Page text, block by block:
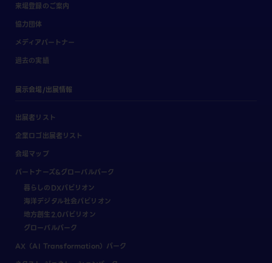
来場登録のご案内
協力団体
メディアパートナー
過去の実績
展示会場/出展情報
出展者リスト
企業ロゴ出展者リスト
会場マップ
パートナーズ&グローバルパーク
暮らしのDXパビリオン
海洋デジタル社会パビリオン
地方創生2.0パビリオン
グローバルパーク
AX（AI Transformation）パーク